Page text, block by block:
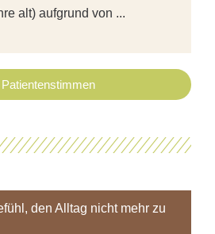
alt) aufgrund von ...
den Alltag nicht mehr zu